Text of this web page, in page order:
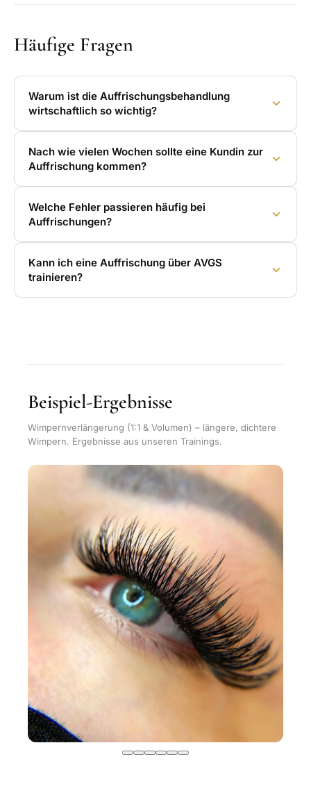
Häufige Fragen
Warum ist die Auffrischungsbehandlung
wirtschaftlich so wichtig?
Nach wie vielen Wochen sollte eine Kundin zur
Auffrischung kommen?
Welche Fehler passieren häufig bei
Auffrischungen?
Kann ich eine Auffrischung über AVGS
trainieren?
Beispiel-Ergebnisse
Wimpernverlängerung (1:1 & Volumen) – längere, dichtere
Wimpern. Ergebnisse aus unseren Trainings.